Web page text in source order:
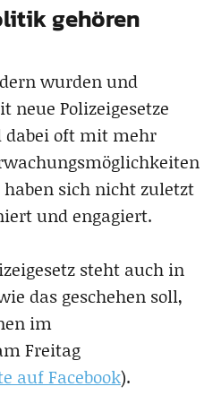
gehören
wurden und
neue Polizeigesetze
dabei oft mit mehr
sich nicht zuletzt
und engagiert.
steht auch in
das geschehen soll,
im
Freitag
auf Facebook).